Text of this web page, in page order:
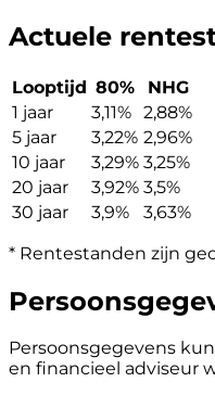
Actuele
Looptijd 80%
NHG
1 jaar
3,11% 2,88%
5 jaar
3,22% 2,96%
10 jaar
3,29% 3,25%
20 jaar
3,92% 3,5%
30 jaar
3,9%
3,63%
* Rentestanden zijn
Persoonsgegevens
en financieel adviseur